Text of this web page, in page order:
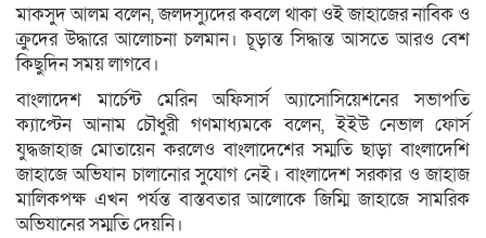
মাকসুদ আলম বলেন, জলদস্যুদের কবলে থাকা ওই জাহাজের নাবিক ও
ক্রুদের উদ্ধারে আলোচনা চলমান। চূড়ান্ত সিদ্ধান্ত আসতে আরও বেশ
কিছুদিন সময় লাগবে।
বাংলাদেশ মার্চেন্ট মেরিন অফিসার্স অ্যাসোসিয়েশনের সভাপতি
ক্যাপ্টেন আনাম চৌধুরী গণমাধ্যমকে বলেন, ইইউ নেভাল ফোর্স
যুদ্ধজাহাজ মোতায়েন করলেও বাংলাদেশের সম্মতি ছাড়া বাংলাদেশি
জাহাজে অভিযান চালানোর সুযোগ নেই। বাংলাদেশ সরকার ও জাহাজ
মালিকপক্ষ এখন পর্যন্ত বাস্তবতার আলোকে জিম্মি জাহাজে সামরিক
অভিযানের সম্মতি দেয়নি।